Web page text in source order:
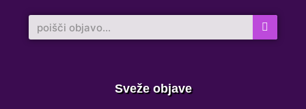
Search
Sveže objave